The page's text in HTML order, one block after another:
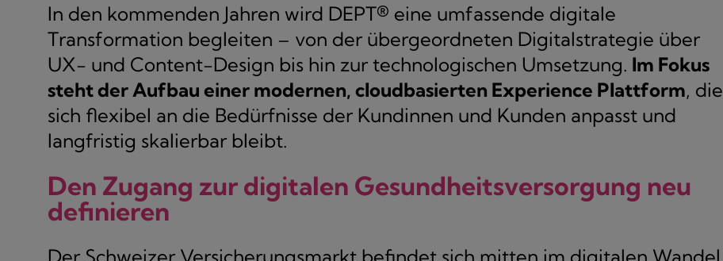
In den kommenden Jahren wird DEPT® eine umfassende digitale
Transformation begleiten – von der übergeordneten Digitalstrategie über
UX- und Content-Design bis hin zur technologischen Umsetzung. Im Fokus
steht der Aufbau einer modernen, cloudbasierten Experience Plattform, die
sich flexibel an die Bedürfnisse der Kundinnen und Kunden anpasst und
langfristig skalierbar bleibt.
Den Zugang zur digitalen Gesundheitsversorgung neu
definieren
Der Schweizer Versicherungsmarkt befindet sich mitten im digitalen Wandel